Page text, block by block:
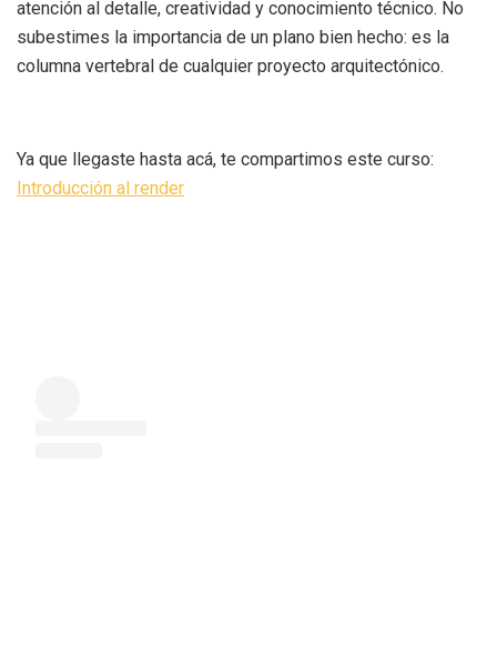
atención al detalle, creatividad y conocimiento técnico. No
subestimes la importancia de un plano bien hecho: es la
columna vertebral de cualquier proyecto arquitectónico.
Ya que llegaste hasta acá, te compartimos este curso:
Introducción al render